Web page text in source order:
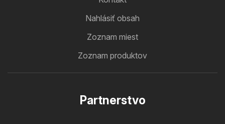
Nahlásiť obsah
Zoznam miest
Zoznam produktov
Partnerstvo